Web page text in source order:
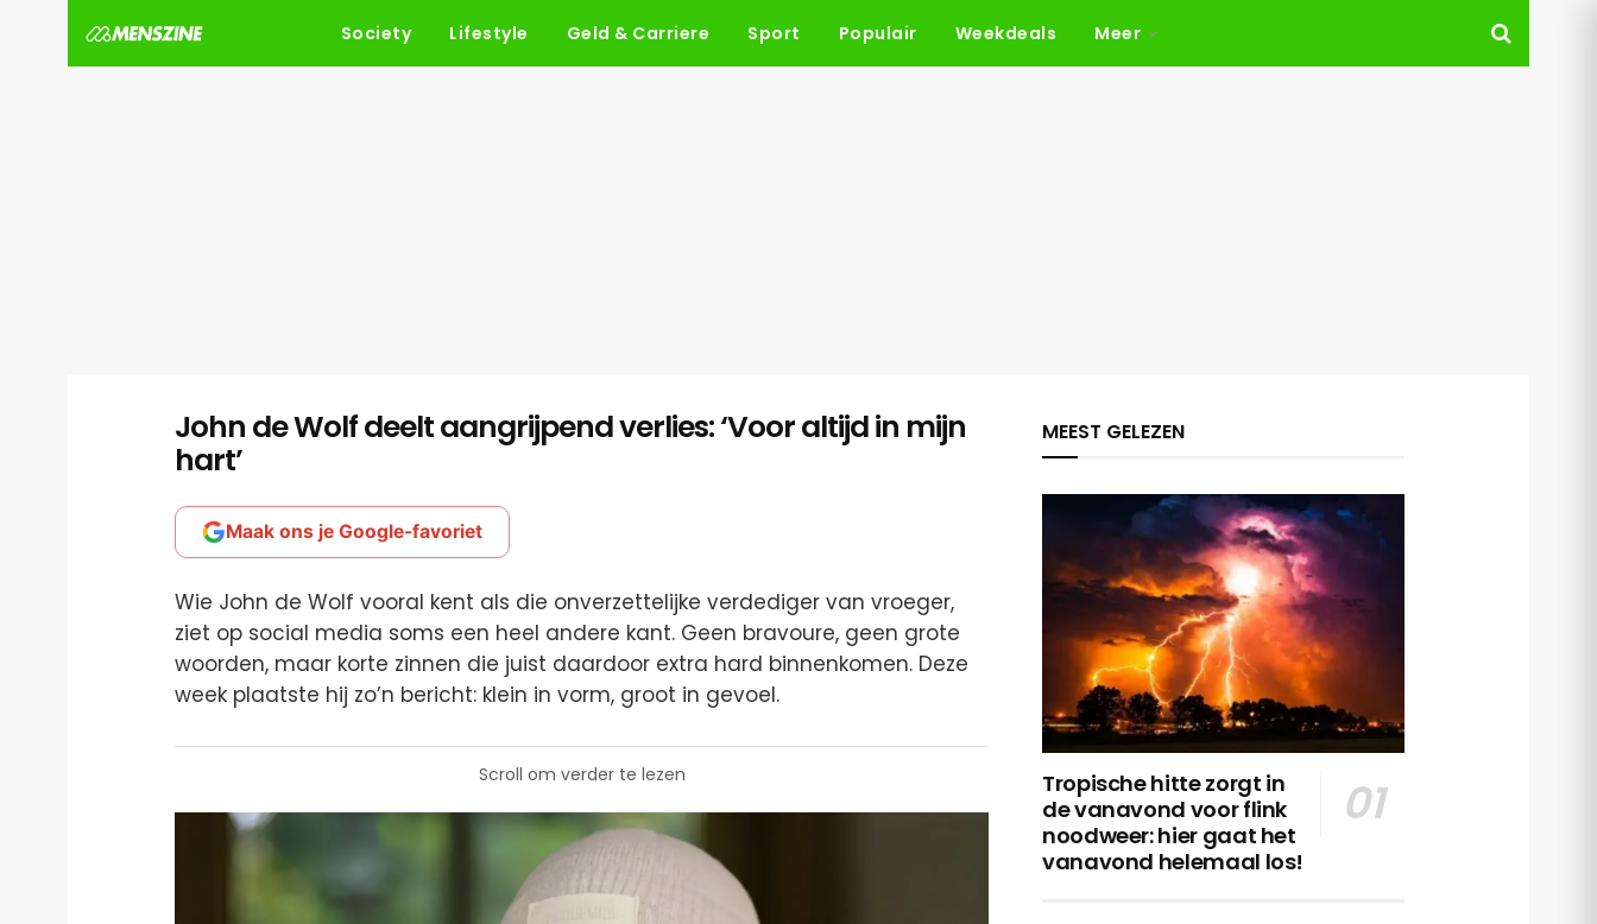
Society Lifestyle Geld & Carriere Sport Populair Weekdeals Meer
John de Wolf deelt aangrijpend verlies: ‘Voor altijd in mijn
hart’
Maak ons je Google-favoriet
Wie John de Wolf vooral kent als die onverzettelijke verdediger van vroeger,
ziet op social media soms een heel andere kant. Geen bravoure, geen grote
woorden, maar korte zinnen die juist daardoor extra hard binnenkomen. Deze
week plaatste hij zo’n bericht: klein in vorm, groot in gevoel.
Scroll om verder te lezen
MEEST GELEZEN
Tropische hitte zorgt in
de vanavond voor flink
noodweer: hier gaat het
vanavond helemaal los!